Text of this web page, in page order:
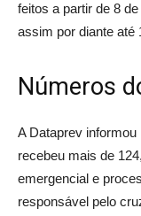
feitos a partir de 8
assim por diante até
Números
A Dataprev
recebeu mais de
emergencial e
responsável pelo